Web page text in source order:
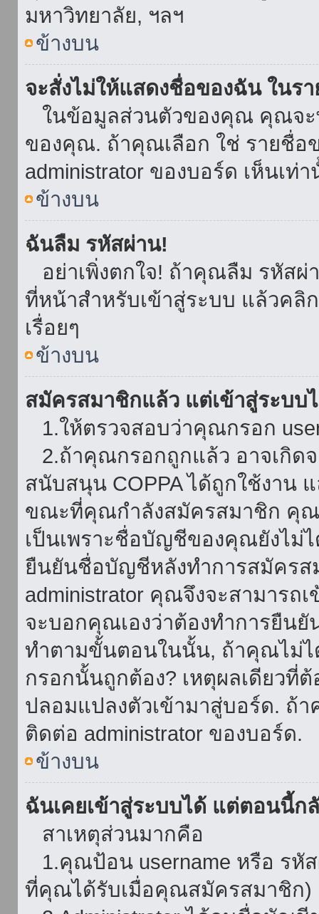
มหาวิทยาลัย, ฯลฯ
ข้างบน
จะสั่งไม่ให้แสดงชื่อของฉัน ในร
ในข้อมูลส่วนตัวของคุณ คุณจะ
ของคุณ. ถ้าคุณเลือก ใช่ รายชื่
administrator ของบอร์ด เห็นเ
ข้างบน
ฉันลืม รหัสผ่าน!
อย่าเพิ่งตกใจ! ถ้าคุณลืม รหัสผ่
ที่หน้าสำหรับเข้าสู่ระบบ แล้วค
เรื่อยๆ
ข้างบน
สมัครสมาชิกแล้ว แต่เข้าสู่ระบบ
1.ให้ตรวจสอบว่าคุณกรอก
2.ถ้าคุณกรอกถูกแล้ว อาจเกิด
สนับสนุน COPPA ได้ถูกใช้งาน
ขณะที่คุณกำลังสมัครสมาชิก คุ
เป็นเพราะชื่อบัญชีของคุณยังไม่
ยืนยันชื่อบัญชีหลังทำการสมัครส
administrator คุณจึงจะสามาร
จะบอกคุณเองว่าต้องทำการยืน
ทำตามขั้นตอนในนั้น, ถ้าคุณไม่
กรอกนั้นถูกต้อง? เหตุผลเดียวที่
ปลอมแปลงตัวเข้ามาสู่บอร์ด. ถ้
ติดต่อ administrator ของบอร์ด.
ข้างบน
ฉันเคยเข้าสู่ระบบได้ แต่ตอนนี้ก
สาเหตุส่วนมากคือ
1.คุณป้อน username หรือ รหั
ที่คุณได้รับเมื่อคุณสมัครสมาชิก)